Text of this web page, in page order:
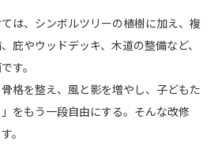
は、シンボルツリーの植樹に加え、複
庇やウッドデッキ、木道の整備など、
す。
格を整え、風と影を増やし、子どもた
をもう一段自由にする。そんな改修
。